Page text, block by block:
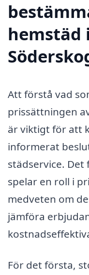
hemstäd i
Att förstå vad
prissättningen
är viktigt för att
informerat
städservice.
spelar en roll i
medveten om
jämföra
För det första,